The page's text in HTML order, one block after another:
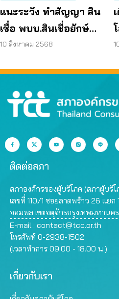
แนะระวัง ทำสัญญา สิน
เชื่อ พบบ.สินเชื่อยักษ์ทำ
ผิดกม. คิดดอกเบี้ยซ้ำ
10 สิงหาคม 2568
ติดต่อสภา
สภาองค์กรของผู้บริโภค (สภาผู้บริโ
เลขที่ 110/1 ซอยลาดพร้าว 26 แย
จอมพล เขตจตุจักรกรุงเทพมหานค
E-mail : contact@tcc.or.th
โทรศัพท์ 0-2938-1502
(เวลาทำการ 09.00 - 18.00 น.)
เกี่ยวกับเรา